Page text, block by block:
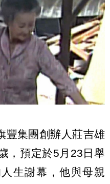
豐集團創辦人莊吉雄
，預定於5月23日舉
生謝幕，他與母親